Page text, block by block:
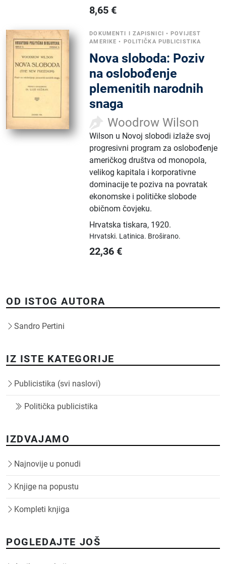
8,65 €
DOKUMENTI I ZAPISNICI • POVIJEST
AMERIKE • POLITIČKA PUBLICISTIKA
Nova sloboda: Poziv
na oslobođenje
plemenitih narodnih
snaga
Woodrow Wilson
Wilson u Novoj slobodi izlaže svoj
progresivni program za oslobođenje
američkog društva od monopola,
velikog kapitala i korporativne
dominacije te poziva na povratak
ekonomske i političke slobode
običnom čovjeku.
Hrvatska tiskara, 1920.
Hrvatski. Latinica. Broširano.
22,36 €
OD ISTOG AUTORA
Sandro Pertini
IZ ISTE KATEGORIJE
Publicistika (svi naslovi)
Politička publicistika
IZDVAJAMO
Najnovije u ponudi
Knjige na popustu
Kompleti knjiga
POGLEDAJTE JOŠ